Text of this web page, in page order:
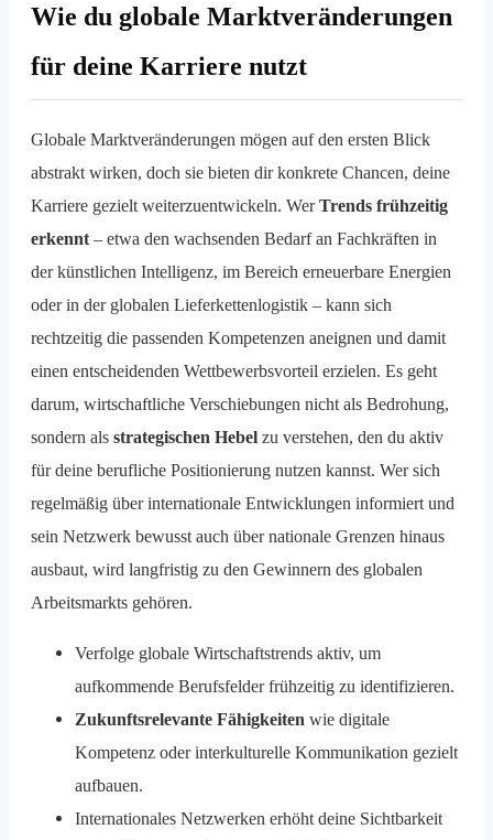
Wie du globale Marktveränderungen
für deine Karriere nutzt
Globale Marktveränderungen mögen auf den ersten Blick
abstrakt wirken, doch sie bieten dir konkrete Chancen, deine
Karriere gezielt weiterzuentwickeln. WerTrends frühzeitig
erkennt – etwa den wachsenden Bedarf an Fachkräften in
der künstlichen Intelligenz, im Bereich erneuerbare Energien
oder in der globalen Lieferkettenlogistik – kann sich
rechtzeitig die passenden Kompetenzen aneignen und damit
einen entscheidenden Wettbewerbsvorteil erzielen. Es geht
darum, wirtschaftliche Verschiebungen nicht als Bedrohung,
sondern als strategischen Hebel zu verstehen, den du aktiv
für deine berufliche Positionierung nutzen kannst. Wer sich
regelmäßig über internationale Entwicklungen informiert und
sein Netzwerk bewusst auch über nationale Grenzen hinaus
ausbaut, wird langfristig zu den Gewinnern des globalen
Arbeitsmarkts gehören.
Verfolge globale Wirtschaftstrends aktiv, um
aufkommende Berufsfelder frühzeitig zu identifizieren.
Zukunftsrelevante Fähigkeiten wie digitale
Kompetenz oder interkulturelle Kommunikation gezielt
aufbauen.
Internationales Netzwerken erhöht deine Sichtbarkeit